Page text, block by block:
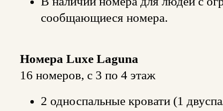
сообщающиеся номера.
Номера Luxe Laguna
16 номеров, с 3 по 4 этаж
2 односпальные кровати (1